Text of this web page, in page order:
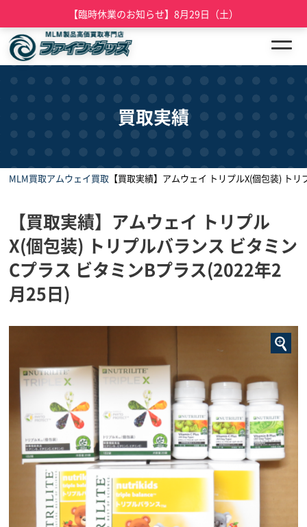
【臨時休業のお知らせ】8月29日（土）
買取実績
MLM買取アムウェイ買取 【買取実績】アムウェイ トリプルX(個包装) ト
【買取実績】アムウェイ トリプル
X(個包装) トリプルバランス ビタミン
Cプラス ビタミンBプラス(2022年2
月25日)